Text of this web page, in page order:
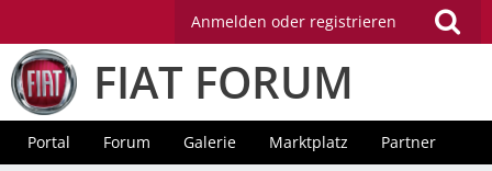
Anmelden oder registrieren
FIAT FORUM
Portal Forum Galerie Marktplatz Partner